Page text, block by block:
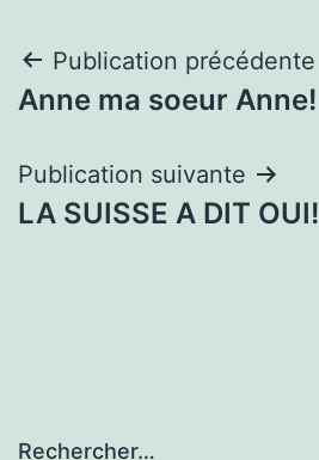
Navigation
de
l’article
Publication précédente
Anne ma soeur Anne!
Publication suivante
LA SUISSE A DIT OUI!
Rechercher…